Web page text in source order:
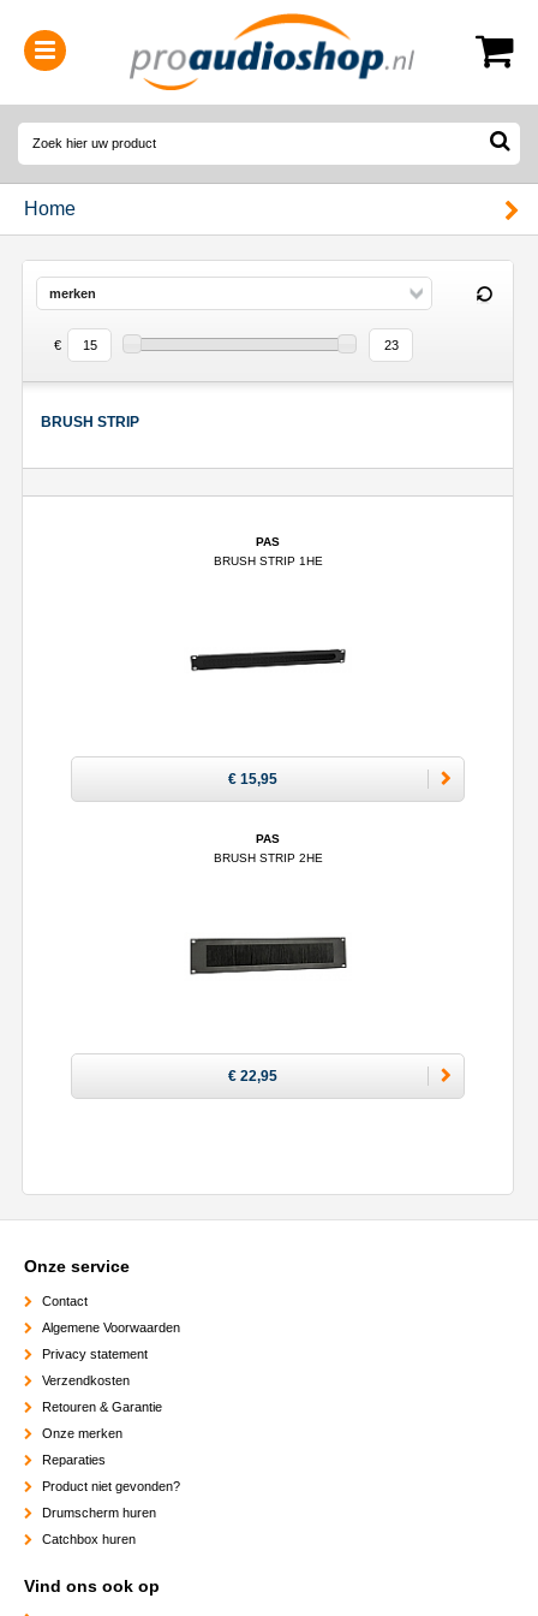
0314-364515
Home
merken
€
BRUSH STRIP
PAS
BRUSH STRIP 1HE
€ 15,95
PAS
BRUSH STRIP 2HE
€ 22,95
Onze service
Contact
Algemene Voorwaarden
Privacy statement
Verzendkosten
Retouren & Garantie
Onze merken
Reparaties
Product niet gevonden?
Drumscherm huren
Catchbox huren
Vind ons ook op